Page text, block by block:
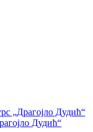
„Драгојло Дудић“
Дудић“